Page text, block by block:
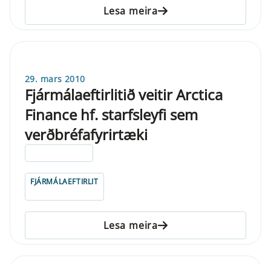
Lesa meira
29. mars 2010
Fjármálaeftirlitið veitir Arctica
Finance hf. starfsleyfi sem
verðbréfafyrirtæki
FJÁRMÁLAEFTIRLIT
Lesa meira